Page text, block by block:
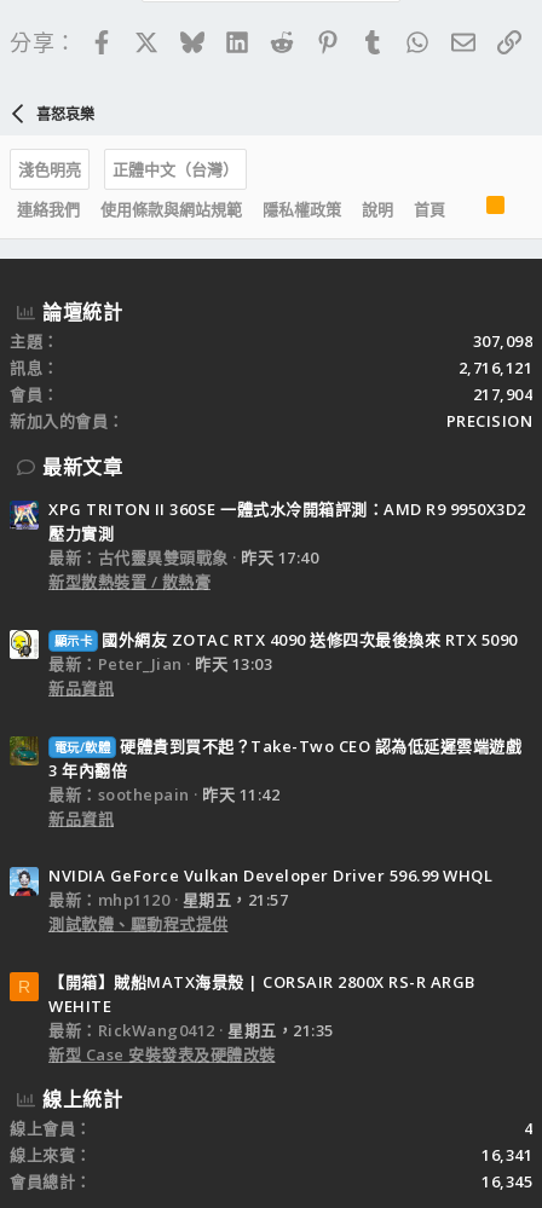
分享： FacebookBlueskyLinkedIn
Reddit PinterestTumblrWhatsApp
電子
喜怒哀樂
淺色明亮
正體中文（台灣）
連絡我們
使用條款與網站規範 隱私權政策 說明 首頁
R
S
S
論壇統計
主題
307,098
訊息
2,716,121
會員
217,904
新加入的會員
PRECISION
最新文章
XPG TRITON II 360SE 一體式水冷開箱評測：AMD R9 9950X3D2
壓力實測
最新：古代靈異雙頭戰象
昨天 17:40
新型散熱裝置 / 散熱膏
顯示卡
國外網友 ZOTAC RTX 4090 送修四次最後換來 RTX 5090
最新：Peter_Jian
昨天 13:03
新品資訊
電玩/軟體 硬體貴到買不起？Take-Two CEO 認為低延遲雲端遊戲
3 年內翻倍
最新：soothepain
昨天 11:42
新品資訊
NVIDIA GeForce Vulkan Developer Driver 596.99 WHQL
最新：mhp1120
星期五，21:57
測試軟體、驅動程式提供
R
【開箱】賊船MATX海景殼 | CORSAIR 2800X RS-R ARGB
WEHITE
最新：RickWang0412
星期五，21:35
新型 Case 安裝發表及硬體改裝
線上統計
線上會員
4
線上來賓
16,341
會員總計
16,345